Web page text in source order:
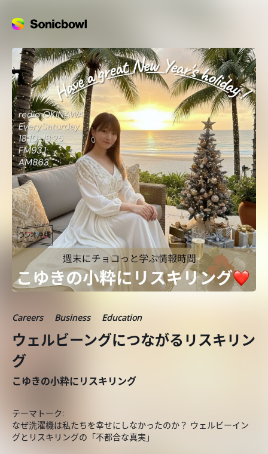
Careers Business Education
ウェルビーングにつながるリスキリン
グ
こゆきの小粋にリスキリング
テーマトーク:
なぜ洗濯機は私たちを幸せにしなかったのか？ ウェルビーイン
グとリスキリングの「不都合な真実」